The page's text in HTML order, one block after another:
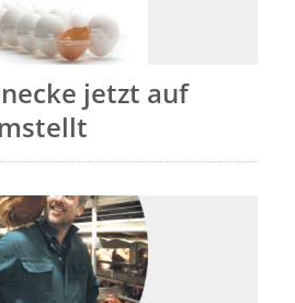
jetzt auf